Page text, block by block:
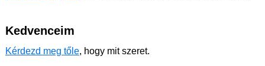
Kedvenceim
Kérdezd meg tőle, hogy mit szeret.